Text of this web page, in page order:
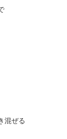
混ぜる